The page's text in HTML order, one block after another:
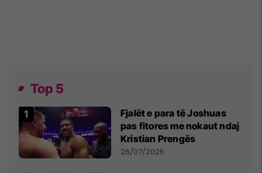
Top 5
Fjalët e para të Joshuas
pas fitores me nokaut ndaj
Kristian Prengës
26/07/2026